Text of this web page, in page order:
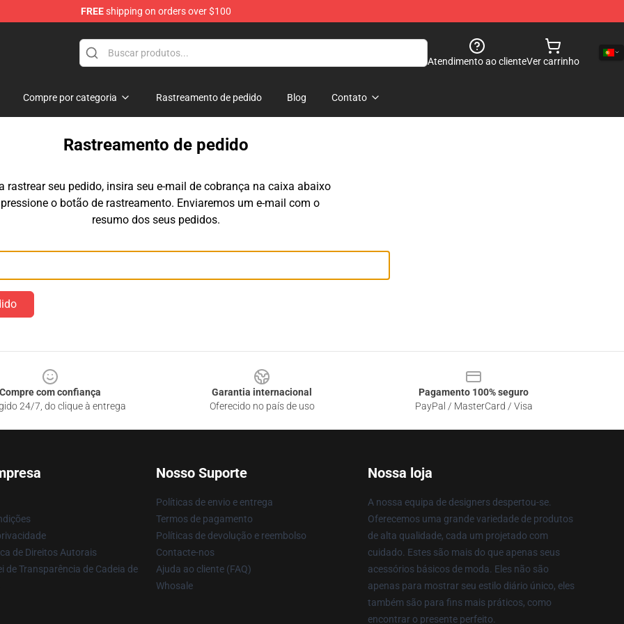
FREEshipping on orders over $100
Atendimento ao clienteVer carrinho
Compre por categoria Rastreamento de pedido Blog Contato
Rastreamento de pedido
rastrear seu pedido, insira seu e-mail de cobrança na caixa abaixo
o botão de rastreamento. Enviaremos um e-mail com o
resumo dos seus pedidos.
Compre com confiança
24/7, do clique à entrega
Garantia internacional
Oferecido no país de uso
Pagamento 100% seguro
PayPal / MasterCard / Visa
de Direitos Autorais
de Transparência de Cadeia de
Nosso Suporte
Políticas de envio e entrega
Termos de pagamento
Políticas de devolução e reembolso
Contacte-nos
Ajuda ao cliente (FAQ)
Whosale
Nossa loja
A nossa equipa de designers despertou-se.
Oferecemos uma grande variedade de produtos
de alta qualidade, cada um projetado com
cuidado. Estes são mais do que apenas seus
acessórios básicos de moda. Eles não são
apenas para mostrar seu estilo diário único, eles
também são para fins mais práticos, como
encontrar o presente perfeito.